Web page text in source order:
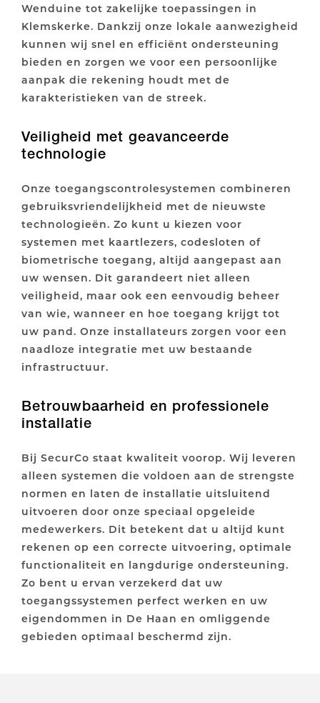
Wenduine tot zakelijke toepassingen in
Klemskerke. Dankzij onze lokale aanwezigheid
kunnen wij snel en efficiënt ondersteuning
bieden en zorgen we voor een persoonlijke
aanpak die rekening houdt met de
karakteristieken van de streek.
Veiligheid met geavanceerde
technologie
Onze toegangscontrolesystemen combineren
gebruiksvriendelijkheid met de nieuwste
technologieën. Zo kunt u kiezen voor
systemen met kaartlezers, codesloten of
biometrische toegang, altijd aangepast aan
uw wensen. Dit garandeert niet alleen
veiligheid, maar ook een eenvoudig beheer
van wie, wanneer en hoe toegang krijgt tot
uw pand. Onze installateurs zorgen voor een
naadloze integratie met uw bestaande
infrastructuur.
Betrouwbaarheid en professionele
installatie
Bij SecurCo staat kwaliteit voorop. Wij leveren
alleen systemen die voldoen aan de strengste
normen en laten de installatie uitsluitend
uitvoeren door onze speciaal opgeleide
medewerkers. Dit betekent dat u altijd kunt
rekenen op een correcte uitvoering, optimale
functionaliteit en langdurige ondersteuning.
Zo bent u ervan verzekerd dat uw
toegangssystemen perfect werken en uw
eigendommen in De Haan en omliggende
gebieden optimaal beschermd zijn.